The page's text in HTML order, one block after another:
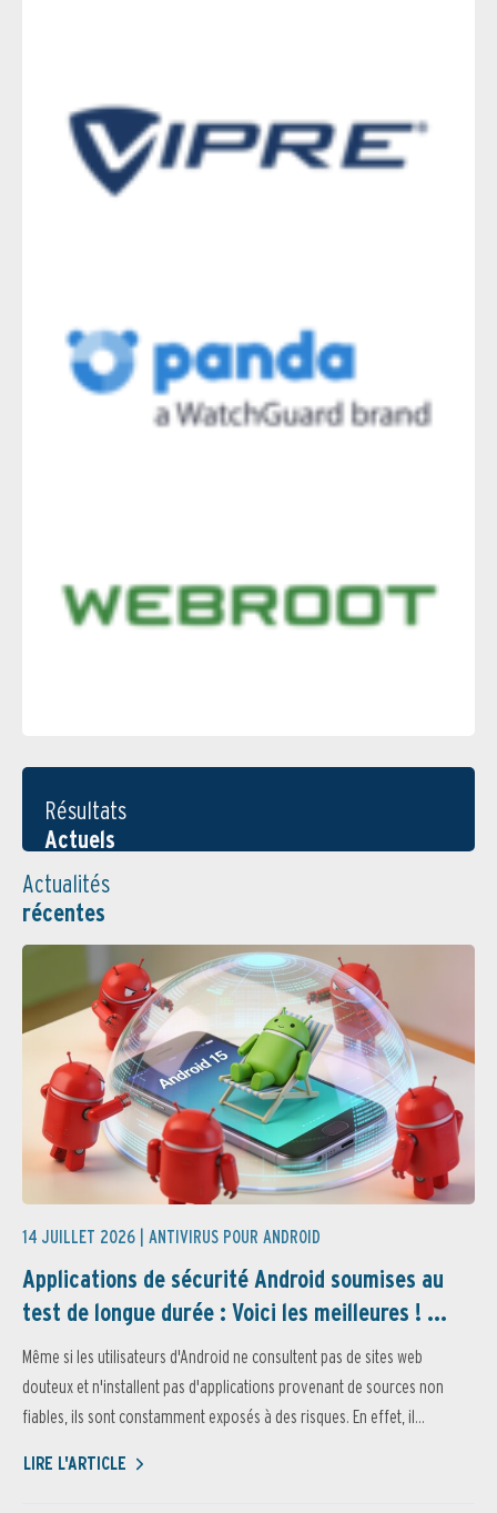
Résultats
Actuels
Actualités
récentes
14 JUILLET 2026 | ANTIVIRUS POUR ANDROID
Applications de sécurité Android soumises au
test de longue durée : Voici les meilleures ! ...
Même si les utilisateurs d'Android ne consultent pas de sites web
douteux et n'installent pas d'applications provenant de sources non
fiables, ils sont constamment exposés à des risques. En effet, il...
LIRE L'ARTICLE